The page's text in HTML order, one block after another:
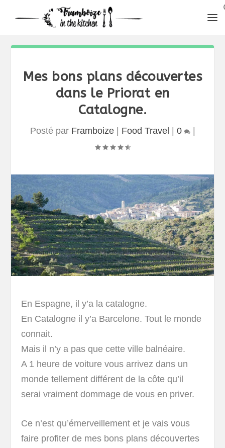
Mes bons plans découvertes
dans le Priorat en
Catalogne.
Posté par Framboize| Food Travel 0 |
En Espagne, il y’a la catalogne.
En Catalogne il y’a Barcelone. Tout le monde
connait.
Mais il n’y a pas que cette ville balnéaire.
A 1 heure de voiture vous arrivez dans un
monde tellement différent de la côte qu’il
serai vraiment dommage de vous en priver.
Ce n’est qu’émerveillement et je vais vous
faire profiter de mes bons plans découvertes